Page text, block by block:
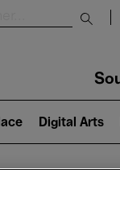
Digital Arts